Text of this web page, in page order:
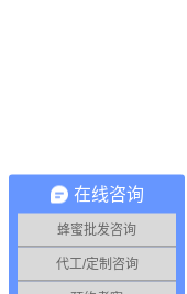
在线咨询
蜂蜜批发咨询
代工/定制咨询